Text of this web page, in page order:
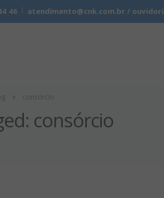
46 atendimento@cnk.com.br /
consórcio
consórcio